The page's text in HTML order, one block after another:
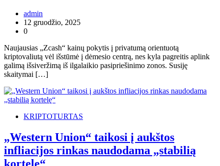
admin
12 gruodžio, 2025
0
Naujausias „Zcash“ kainų pokytis į privatumą orientuotą
kriptovaliutą vėl išstūmė į dėmesio centrą, nes kyla pagreitis aplink
galimą išsiveržimą iš ilgalaikio pasipriešinimo zonos. Susiję
skaitymai […]
KRIPTOTURTAS
„Western Union“ taikosi į aukštos
infliacijos rinkas naudodama „stabilią